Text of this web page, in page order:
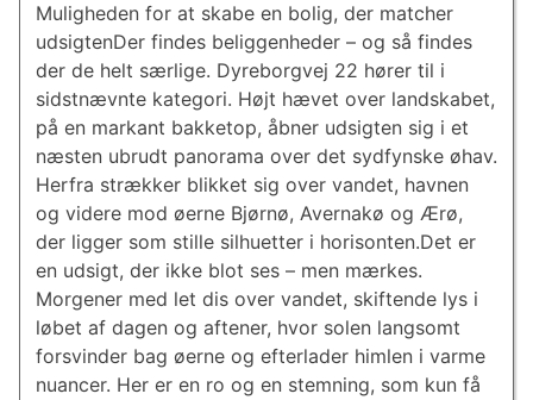
Muligheden for at skabe en bolig, der matcher
udsigtenDer findes beliggenheder – og så findes
der de helt særlige. Dyreborgvej 22 hører til i
sidstnævnte kategori. Højt hævet over landskabet,
på en markant bakketop, åbner udsigten sig i et
næsten ubrudt panorama over det sydfynske øhav.
Herfra strækker blikket sig over vandet, havnen
og videre mod øerne Bjørnø, Avernakø og Ærø,
der ligger som stille silhuetter i horisonten.Det er
en udsigt, der ikke blot ses – men mærkes.
Morgener med let dis over vandet, skiftende lys i
løbet af dagen og aftener, hvor solen langsomt
forsvinder bag øerne og efterlader himlen i varme
nuancer. Her er en ro og en stemning, som kun få